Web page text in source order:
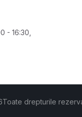
- 16:30,
Toate drepturile